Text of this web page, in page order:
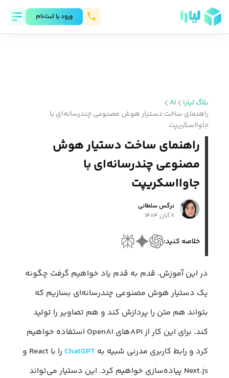
ورود يا ثبت‌نام
بلاگ لیارا
AI
راهنمای ساخت دستیار هوش مصنوعی چندرسانه‌ای با
جاوااسکریپت
راهنمای ساخت دستیار هوش
مصنوعی چندرسانه‌ای با
جاوااسکریپت
نرگس سلطانی
۸ آبان ۱۴۰۴
خلاصه کنید:
در این آموزش، قدم به قدم یاد خواهیم گرفت چگونه
یک دستیار هوش مصنوعی چندرسانه‌ای بسازیم که
بتواند هم متن را پردازش کند و هم تصاویر را تولید
کند. برای این کار از APIهای OpenAI استفاده خواهیم
کرد و رابط کاربری مدرنی شبیه به ChatGPT
را با React و
Next.js پیاده‌سازی خواهیم کرد. این دستیار می‌تواند